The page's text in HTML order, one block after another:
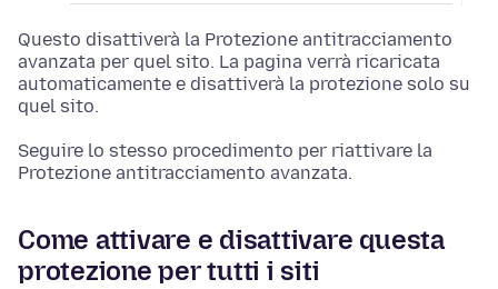
Questo disattiverà la Protezione antitracciamento
avanzata per quel sito. La pagina verrà ricaricata
automaticamente e disattiverà la protezione solo su
quel sito.
Seguire lo stesso procedimento per riattivare la
Protezione antitracciamento avanzata.
Come attivare e disattivare questa
protezione per tutti i siti